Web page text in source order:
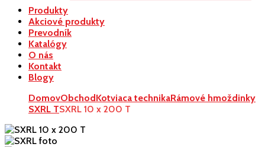
Produkty
Akciové produkty
Prevodník
Katalógy
O nás
Kontakt
Blogy
DomovObchodKotviaca technikaRámové hmoždinky
SXRL TSXRL 10 x 200 T